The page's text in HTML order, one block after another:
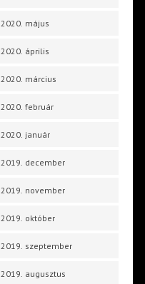
2020. május
2020. április
2020. március
2020. február
2020. január
2019. december
2019. november
2019. október
2019. szeptember
2019. augusztus